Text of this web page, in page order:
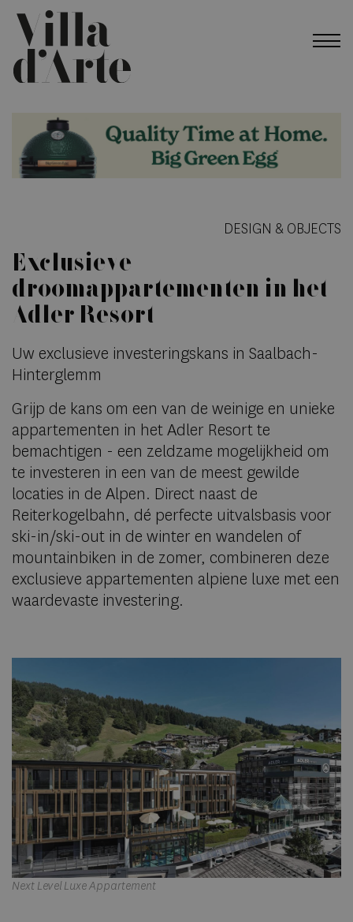
DESIGN & OBJECTS
Exclusieve
droomappartementen in het
Adler Resort
Uw exclusieve investeringskans in Saalbach-
Hinterglemm
Grijp de kans om een van de weinige en unieke
appartementen in het Adler Resort te
bemachtigen - een zeldzame mogelijkheid om
te investeren in een van de meest gewilde
locaties in de Alpen. Direct naast de
Reiterkogelbahn, dé perfecte uitvalsbasis voor
ski-in/ski-out in de winter en wandelen of
mountainbiken in de zomer, combineren deze
exclusieve appartementen alpiene luxe met een
waardevaste investering.
Next Level Luxe Appartement